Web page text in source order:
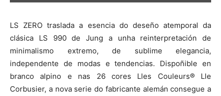
LS ZERO traslada a esencia do deseño atemporal da
clásica LS 990 de Jung a unha reinterpretación de
minimalismo extremo, de sublime elegancia,
independente de modas e tendencias. Dispoñible en
branco alpino e nas 26 cores Lles Couleurs® Lle
Corbusier, a nova serie do fabricante alemán consegue a